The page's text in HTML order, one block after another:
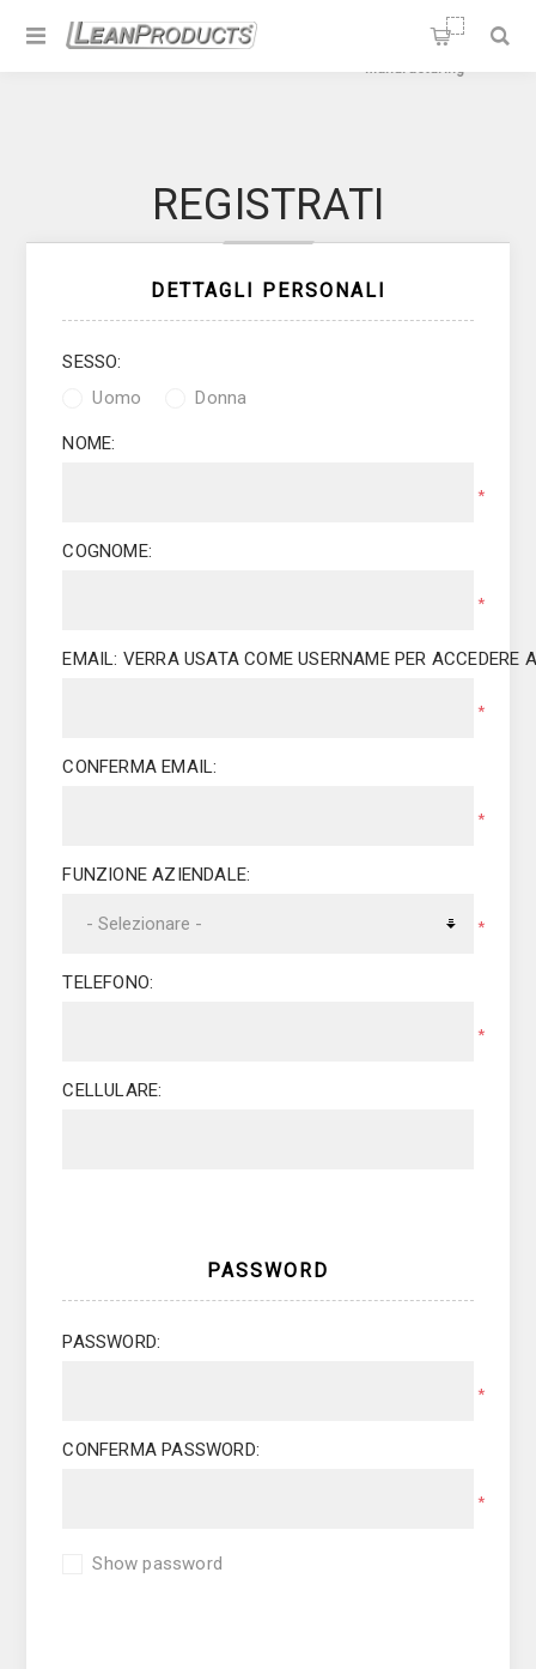
Soluzioni per la Lean
Manufacturing
REGISTRATI
DETTAGLI PERSONALI
SESSO:
Uomo
Donna
NOME:
*
COGNOME:
*
E­MAIL: VERRA USATA COME USERNAME PER ACCEDERE
*
CONFERMA E­MAIL:
*
FUNZIONE AZIENDALE:
*
TELEFONO:
*
CELLULARE:
PASSWORD
PASSWORD:
*
CONFERMA PASSWORD:
*
Show password